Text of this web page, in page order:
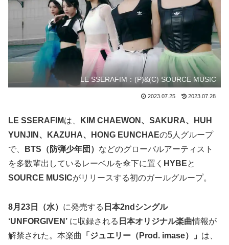
LE SSERAFIM：(P)&(C) SOURCE MUSIC
2023.07.25 2023.07.28
LE SSERAFIMは、
KIM CHAEWON、SAKURA、HUH
YUNJIN、KAZUHA、HONG EUNCHAEの5人グループ
で、
BTS（防弾少年団） などのグローバルアーティスト
を多数輩出しているレーベルを傘下に置く HYBEと
SOURCE MUSICがリリースする初のガールグループ。
8月23日（水） に発売する 日本2ndシングル
‘UNFORGIVEN’ に収録される 日本オリジナル楽曲情報が
解禁された。本楽曲
「ジュエリー（Prod. imase）」 は、